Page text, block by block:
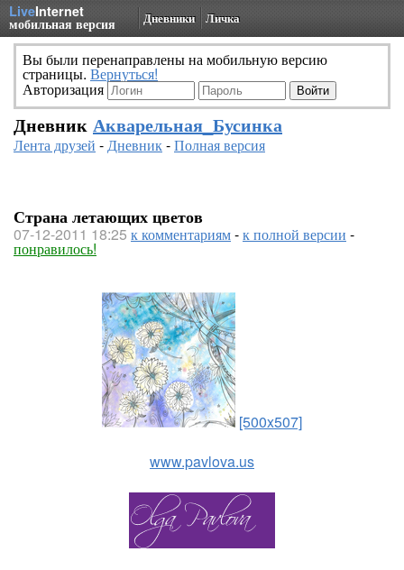
LiveInternet
мобильная версия Дневники Личка
Вы были перенаправлены на мобильную версию
страницы. Вернуться!
Авторизация
Дневник Акварельная_Бусинка
Лента друзей -Дневник-Полная версия
Страна летающих цветов
07-12-2011 18:25 к комментариям-к полной версии -
понравилось!
[500x507]
www.pavlova.us